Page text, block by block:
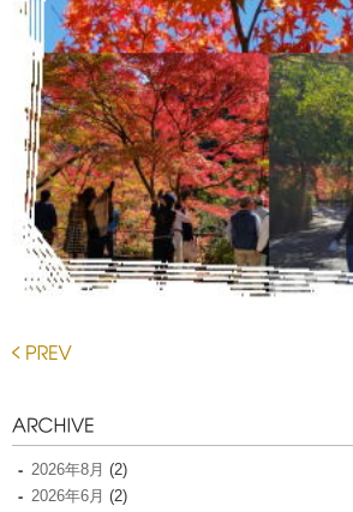
2026年8月 (2)
2026年6月 (2)